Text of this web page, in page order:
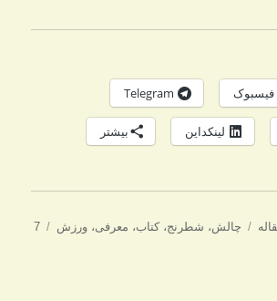
فیسبوک Telegram
لینکداین بیشتر
برچسب‌ها
چالش، شطرنج،کتاب، معرفی،ورزش
7